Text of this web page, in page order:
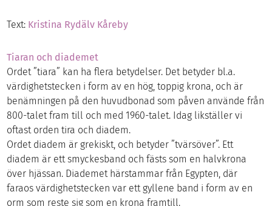
Text: Kristina Rydälv Kåreby
Tiaran och diademet
Ordet ”tiara” kan ha flera betydelser. Det betyder bl.a.
värdighetstecken i form av en hög, toppig krona, och är
benämningen på den huvudbonad som påven använde från
800-talet fram till och med 1960-talet. Idag likställer vi
oftast orden tira och diadem.
Ordet diadem är grekiskt, och betyder ”tvärsöver”. Ett
diadem är ett smyckesband och fästs som en halvkrona
över hjässan. Diademet härstammar från Egypten, där
faraos värdighetstecken var ett gyllene band i form av en
orm som reste sig som en krona framtill.